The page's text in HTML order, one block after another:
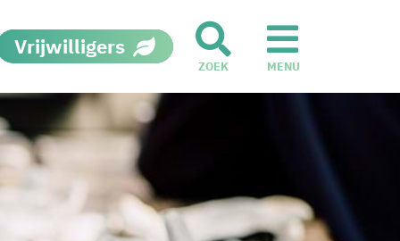
Vrijwilligers
ZOEK MENU